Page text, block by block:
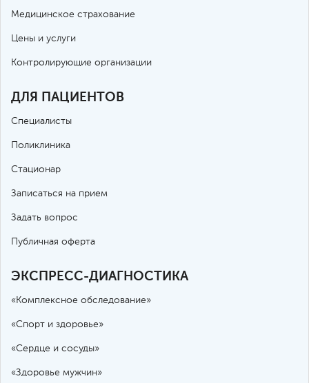
Медицинское страхование
Цены и услуги
Контролирующие организации
ДЛЯ ПАЦИЕНТОВ
Специалисты
Поликлиника
Стационар
Записаться на прием
Задать вопрос
Публичная оферта
ЭКСПРЕСС-ДИАГНОСТИКА
«Комплексное обследование»
«Спорт и здоровье»
«Сердце и сосуды»
«Здоровье мужчин»